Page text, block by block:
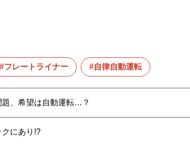
フレートライナー 自律自動運転
、希望は自動運転…？
にあり!?